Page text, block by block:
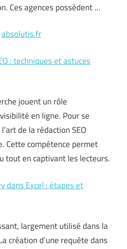
Ces agences possèdent …
absolutis.fr
: techniques et astuces
jouent un rôle
en ligne. Pour se
de la rédaction SEO
Cette compétence permet
tout en captivant les lecteurs.
dans Excel : étapes et
largement utilisé dans la
création d’une requête dans